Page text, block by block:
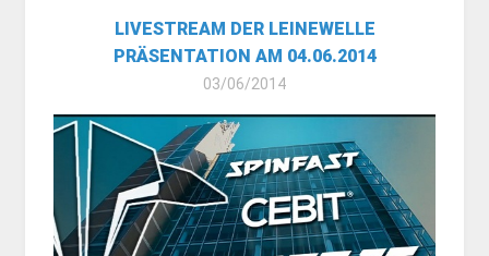
LIVESTREAM DER LEINEWELLE
PRÄSENTATION AM 04.06.2014
03/06/2014